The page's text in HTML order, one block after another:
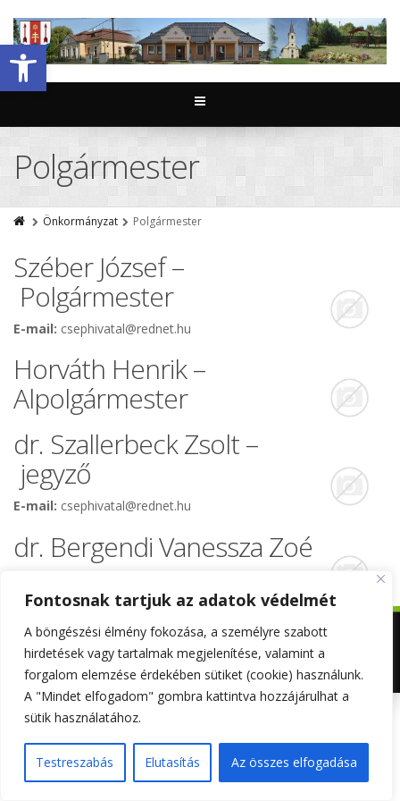
Eszköztár megnyitása
Fontosnak tartjuk az adatok védelmét
A böngészési élmény fokozása, a személyre szabott
hirdetések vagy tartalmak megjelenítése, valamint a
forgalom elemzése érdekében sütiket (cookie) használunk.
A "Mindet elfogadom" gombra kattintva hozzájárulhat a
sütik használatához.
Testreszabás Elutasítás Az összes elfogadása
Polgármester
Önkormányzat Polgármester
Széber József –
Polgármester
E-mail: csephivatal@rednet.hu
Horváth Henrik –
Alpolgármester
dr. Szallerbeck Zsolt –
jegyző
E-mail: csephivatal@rednet.hu
dr. Bergendi Vanessza Zoé
Copyright © 2023Csép Község. All rights reserved. -Adatkezelési
tájékoztató.
Powered by Allspark